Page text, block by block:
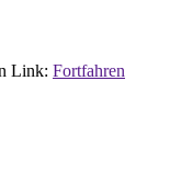
Link: Fortfahren